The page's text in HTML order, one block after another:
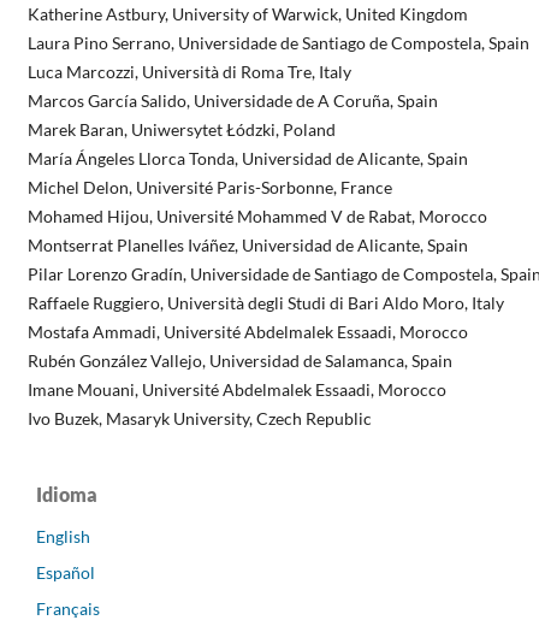
Katherine Astbury, University of Warwick, United Kingdom
Laura Pino Serrano, Universidade de Santiago de Compostela, Spain
Luca Marcozzi, Università di Roma Tre, Italy
Marcos García Salido, Universidade de A Coruña, Spain
Marek Baran, Uniwersytet Łódzki, Poland
María Ángeles Llorca Tonda, Universidad de Alicante, Spain
Michel Delon, Université Paris-Sorbonne, France
Mohamed Hijou, Université Mohammed V de Rabat, Morocco
Montserrat Planelles Iváñez, Universidad de Alicante, Spain
Pilar Lorenzo Gradín, Universidade de Santiago de Compostela,
Raffaele Ruggiero, Università degli Studi di Bari Aldo Moro, Italy
Mostafa Ammadi, Université Abdelmalek Essaadi, Morocco
Rubén González Vallejo, Universidad de Salamanca, Spain
Imane Mouani, Université Abdelmalek Essaadi, Morocco
Ivo Buzek, Masaryk University, Czech Republic
Idioma
English
Español
Français